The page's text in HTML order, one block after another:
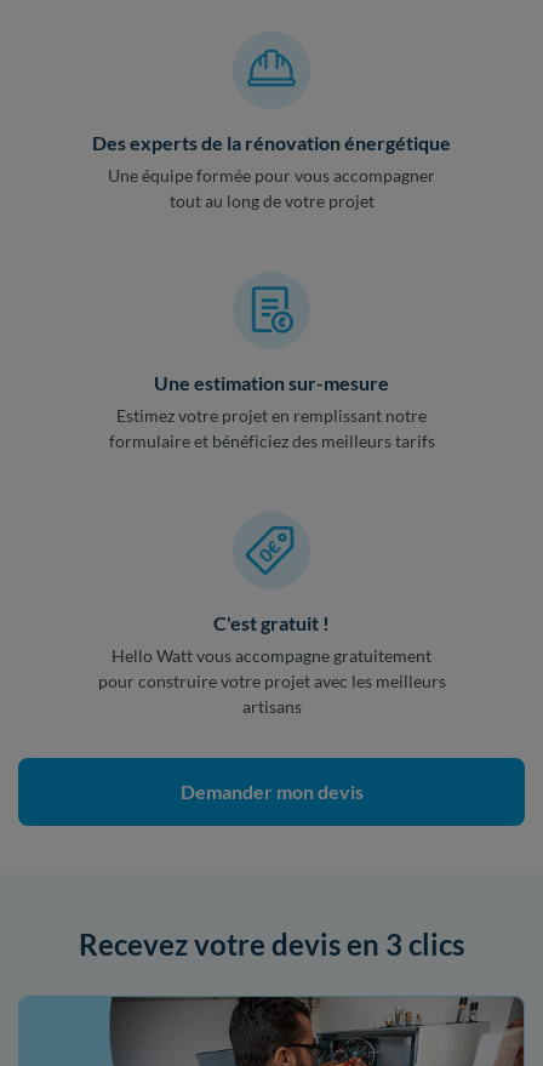
Des experts de la rénovation énergétique
Une équipe formée pour vous accompagner
tout au long de votre projet
Une estimation sur-mesure
Estimez votre projet en remplissant notre
formulaire et bénéficiez des meilleurs tarifs
C'est gratuit !
Hello Watt vous accompagne gratuitement
pour construire votre projet avec les meilleurs
artisans
Demander mon devis
Recevez votre devis en 3 clics